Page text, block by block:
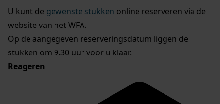
U kunt de gewenste stukken online reserveren via de
website van het WFA.
Op de aangegeven reserveringsdatum liggen de
stukken om 9.30 uur voor u klaar.
Reageren